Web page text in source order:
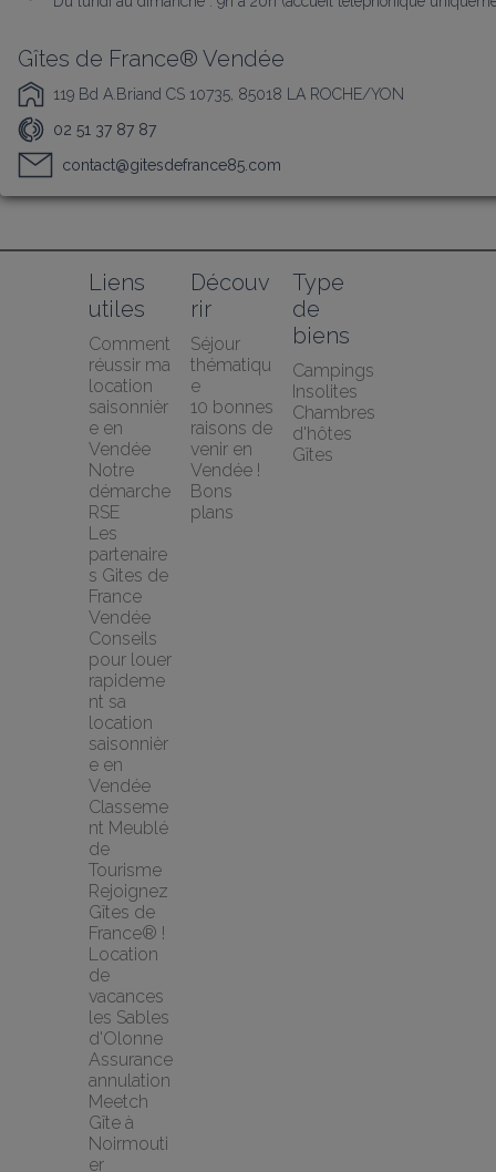
Gîtes de France® Vendée
119 Bd A.Briand CS 10735, 85018 LA ROCHE/YON
02 51 37 87 87
contact@gitesdefrance85.com
Liens
utiles
Comment
réussir ma
location
saisonnièr
e en
Vendée
Notre
démarche
RSE
Les
partenaire
s Gites de
France
Vendée
Conseils
pour louer
rapideme
nt sa
location
saisonnièr
e en
Vendée
Classeme
nt Meublé
de
Tourisme
Rejoignez
Gîtes de
France® !
Location
de
vacances
les Sables
d'Olonne
Assurance
annulation
Meetch
Gîte à
Noirmouti
er
Découv
rir
Séjour
thématiqu
e
10 bonnes
raisons de
venir en
Vendée !
Bons
plans
Type
de
biens
Campings
Insolites
Chambres
d'hôtes
Gîtes